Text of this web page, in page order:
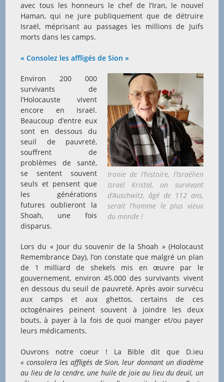
avec tous les honneurs le chef de l’Iran, le nouvel
Haman, qui ne jure publiquement que de détruire
Israël, méprisant au passages les millions de Juifs
morts dans les camps.
« Consolez les affligés de Sion »
Ironie de l’histoire, l’Israélien
Israël Kristal, un survivant
d’Auschwitz, âgé de 112 ans,
serait l’homme le plus vieux
du monde !
Environ 200 000
survivants de
l’Holocauste vivent
encore en Israël.
Beaucoup d’entre eux
sont en dessous du
seuil de pauvreté,
souffrent de
problèmes de santé,
se sentent souvent
seuls et pensent que
les générations
futures oublieront la
Shoah, une fois
disparus.
Lors du « Jour du souvenir de la Shoah » (Holocaust
Remembrance Day), l’on constate que malgré un plan
de 1 milliard de shekels mis en œuvre par le
gouvernement, environ 45.000 des survivants vivent
en dessous du seuil de pauvreté. Après avoir survécu
aux camps et aux ghettos, certains de ces
octogénaires peinent souvent à joindre les deux
bouts, à payer à la fois de quoi manger et/ou payer
leurs médicaments.
Ouvrons notre coeur ! La Bible dit que D.ieu
« consolera les affligés de Sion, leur donnant un diadème
au lieu de la cendre, une huile de joie au lieu du deuil, un